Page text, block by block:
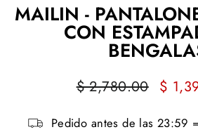
MAILIN -
CON
Precio
$ 2,780.00
Precio
oferta
$
Pedido antes de las 23:59